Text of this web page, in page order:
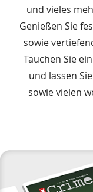
und vieles
Genießen Sie
sowie
Tauchen Sie
und lassen
sowie vielen
Produkt